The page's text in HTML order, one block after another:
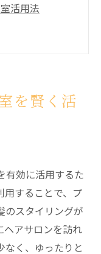
活用法
リートメント
さ
ー
とは
クス効果
を賢く活
有効に活用するた
用することで、プ
のスタイリングが
ヘアサロンを訪れ
なく、ゆったりと